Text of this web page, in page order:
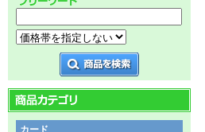
カード